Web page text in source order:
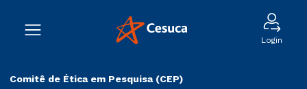
Login
Comitê de Ética em Pesquisa (CEP)